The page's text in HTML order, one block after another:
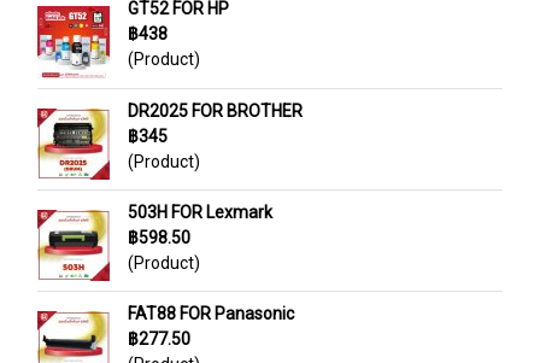
GT52 FOR HP
฿438
(Product)
DR2025 FOR BROTHER
฿345
(Product)
503H FOR Lexmark
฿598.50
(Product)
FAT88 FOR Panasonic
฿277.50